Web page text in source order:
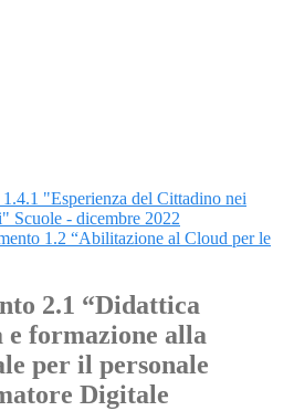
"Esperienza del Cittadino nei
Scuole - dicembre 2022
1.2 “Abilitazione al Cloud per le
2.1 “Didattica
formazione alla
per il personale
Digitale